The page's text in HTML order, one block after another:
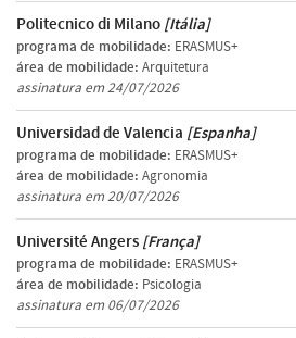
Politecnico di Milano [Itália]
programa de mobilidade: ERASMUS+
área de mobilidade: Arquitetura
assinatura em 24/07/2026
Universidad de Valencia [Espanha]
programa de mobilidade: ERASMUS+
área de mobilidade: Agronomia
assinatura em 20/07/2026
Université Angers [França]
programa de mobilidade: ERASMUS+
área de mobilidade: Psicologia
assinatura em 06/07/2026